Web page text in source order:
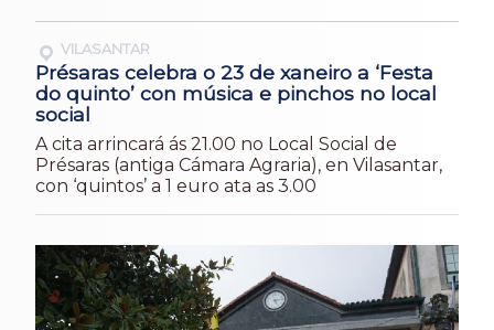
VILASANTAR
Présaras celebra o 23 de xaneiro a ‘Festa
do quinto’ con música e pinchos no local
social
A cita arrincará ás 21.00 no Local Social de
Présaras (antiga Cámara Agraria), en Vilasantar,
con ‘quintos’ a 1 euro ata as 3.00